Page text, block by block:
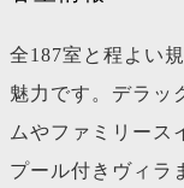
全187室と程よい
魅力です。デラッ
ムやファミリース
プール付きヴィラ